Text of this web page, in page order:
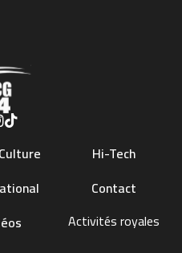
Hi-Tech
Contact
Activités royales